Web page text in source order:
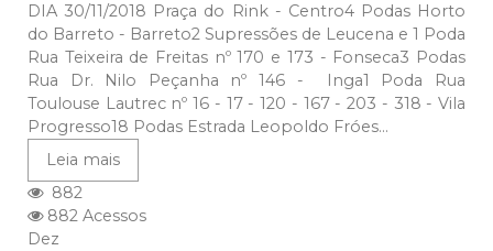
DIA 30/11/2018 Praça do Rink - Centro4 Podas Horto
do Barreto - Barreto2 Supressões de Leucena e 1 Poda
Rua Teixeira de Freitas nº 170 e 173 - Fonseca3 Podas
Rua Dr. Nilo Peçanha nº 146 - Inga1 Poda Rua
Toulouse Lautrec nº 16 - 17 - 120 - 167 - 203 - 318 - Vila
Progresso18 Podas Estrada Leopoldo Fróes...
Leia mais
882
882 Acessos
Dez